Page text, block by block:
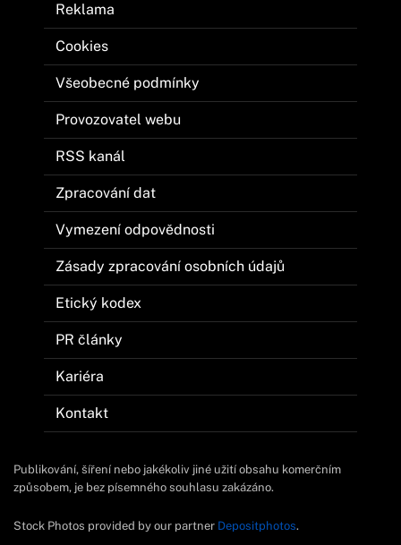
Reklama
Cookies
Všeobecné podmínky
Provozovatel webu
RSS kanál
Zpracování dat
Vymezení odpovědnosti
Zásady zpracování osobních údajů
Etický kodex
PR články
Kariéra
Kontakt
Publikování, šíření nebo jakékoliv jiné užití obsahu komerčním
způsobem, je bez písemného souhlasu zakázáno.
Stock Photos provided by our partner Depositphotos.